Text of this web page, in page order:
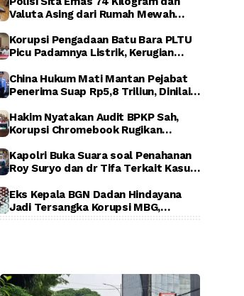
Valuta Asing dari Rumah Mewah
ASABRI, dan Krakatau Steel
Korupsi Pengadaan Batu Bara PLTU
Picu Padamnya Listrik, Kerugian
China Hukum Mati Mantan Pejabat
Penerima Suap Rp5,8 Triliun, Dinilai
Hakim Nyatakan Audit BPKP Sah,
Korupsi Chromebook Rugikan
Kapolri Buka Suara soal Penahanan
Roy Suryo dan dr Tifa Terkait Kasus
Eks Kepala BGN Dadan Hindayana
Jadi Tersangka Korupsi MBG,